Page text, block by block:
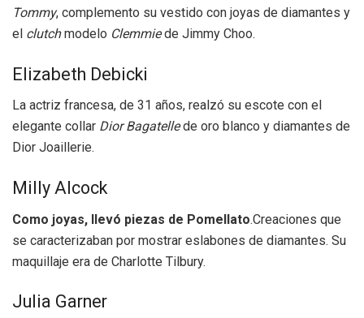
Tommy, complemento su vestido con joyas de diamantes y
el clutchmodelo Clemmiede Jimmy Choo.
Elizabeth Debicki
La actriz francesa, de 31 años, realzó su escote con el
elegante collar Dior Bagatellede oro blanco y diamantes de
Dior Joaillerie.
Milly Alcock
Como joyas, llevó piezas de Pomellato.Creaciones que
se caracterizaban por mostrar eslabones de diamantes. Su
maquillaje era de Charlotte Tilbury.
Julia Garner